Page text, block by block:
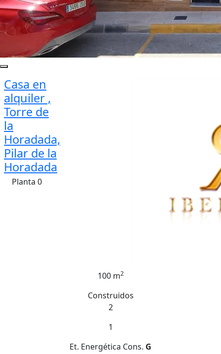
Casa en
alquiler ,
Torre de
la
Horadada,
Pilar de la
Horadada
Planta 0
100 m2
Construidos
2
1
Et. Energética Cons. G